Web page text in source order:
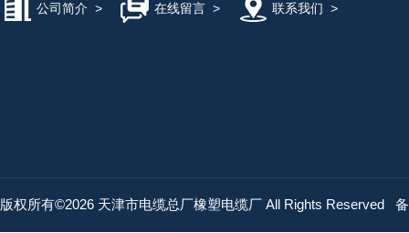
公司简介 > 在线留言> 联系我们 >
版权所有©2026 天津市电缆总厂橡塑电缆厂 All Rights Reserved